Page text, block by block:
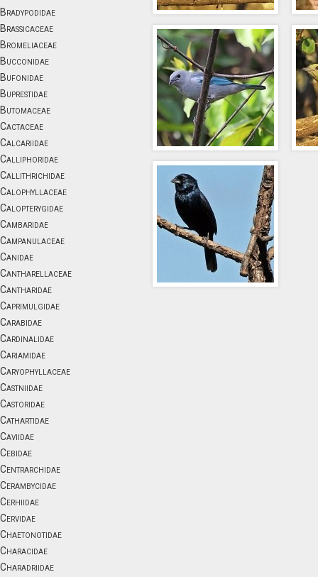
Bradypodidae
Brassicaceae
Bromeliaceae
Bucconidae
Bufonidae
Buprestidae
Butomaceae
Cactaceae
Calcariidae
Calliphoridae
Callithrichidae
Calophyllaceae
Calopterygidae
Cambaridae
Campanulaceae
Canidae
Cantharellaceae
Cantharidae
Caprimulgidae
Carabidae
Cardinalidae
Cariamidae
Caryophyllaceae
Castniidae
Castoridae
Cathartidae
Caviidae
Cebidae
Centrarchidae
Cerambycidae
Cerhiidae
Cervidae
Chaetonotidae
Characidae
Charadriidae